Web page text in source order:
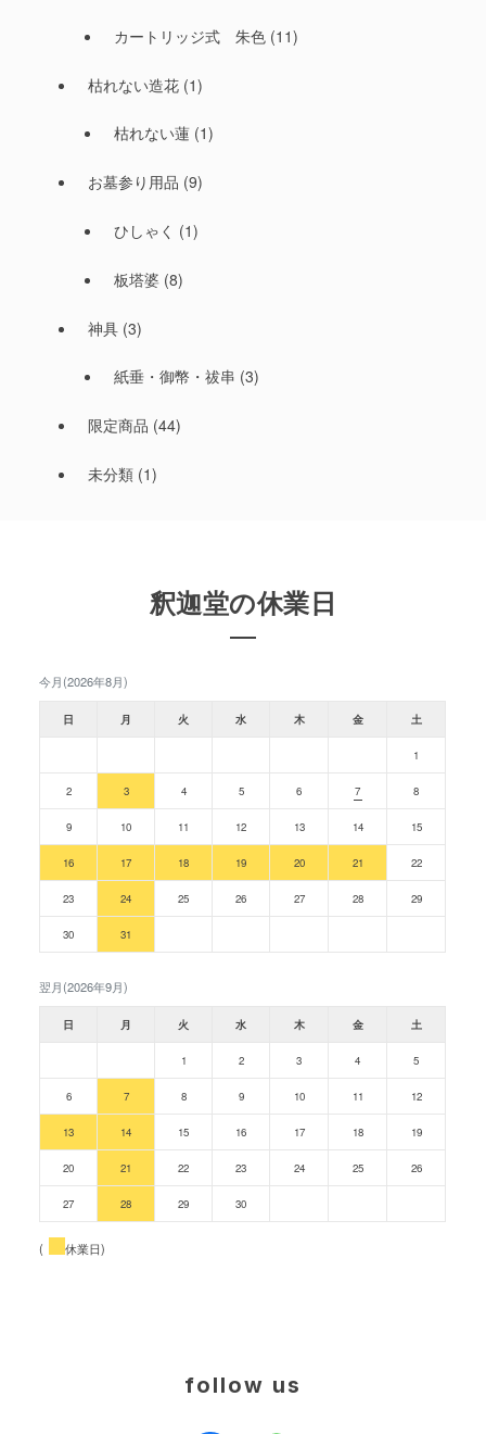
カートリッジ式 朱色(11)
枯れない造花 (1)
枯れない蓮(1)
お墓参り用品 (9)
ひしゃく (1)
板塔婆(8)
神具 (3)
紙垂・御幣・祓串 (3)
限定商品 (44)
未分類 (1)
釈迦堂の休業日
今月(2026年8月)
日 月 火 水 木 金 土
1
2 3 4 5 6 7 8
9 10 11 12 13 14 15
16 17 18 19 20 21 22
23 24 25 26 27 28 29
30 31
翌月(2026年9月)
日 月 火 水 木 金 土
1 2 3 4 5
6 7 8 9 10 11 12
13 14 15 16 17 18 19
20 21 22 23 24 25 26
27 28 29 30
( 休業日)
follow us